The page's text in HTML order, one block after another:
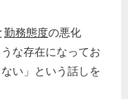
勤務態度の悪化
な存在になってお
い」という話しを